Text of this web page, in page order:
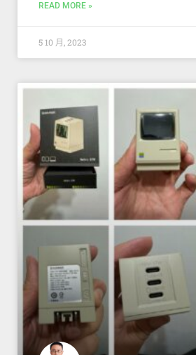
READ MORE »
5 10 月, 2023